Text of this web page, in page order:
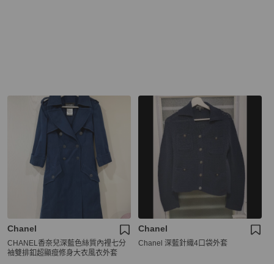
Chanel
CHANEL香奈兒深藍色絲質內裡七分
袖雙排釦超顯瘦修身大衣風衣外套
Chanel
Chanel 深藍針織4口袋外套